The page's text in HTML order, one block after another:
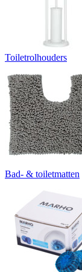
Toiletrolhouders
Bad- & toiletmatten